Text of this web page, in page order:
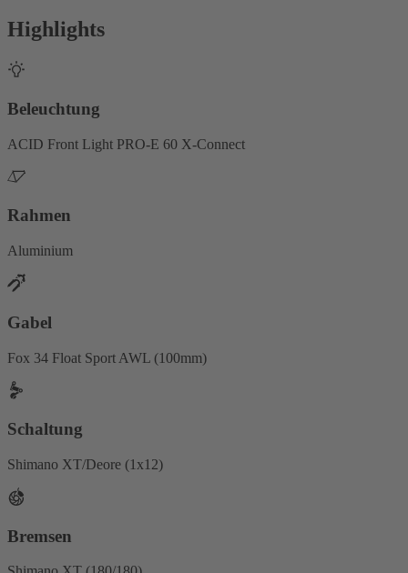
Highlights
Beleuchtung
ACID Front Light PRO-E 60 X-Connect
Rahmen
Aluminium
Gabel
Fox 34 Float Sport AWL (100mm)
Schaltung
Shimano XT/Deore (1x12)
Bremsen